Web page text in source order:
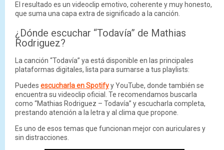
El resultado es un videoclip emotivo, coherente y muy honesto,
que suma una capa extra de significado a la canción.
¿Dónde escuchar “Todavía” de Mathias
Rodriguez?
La canción “Todavía” ya está disponible en las principales
plataformas digitales, lista para sumarse a tus playlists:
Puedes escucharla en Spotifyy YouTube, donde también se
encuentra su videoclip oficial. Te recomendamos buscarla
como “Mathias Rodriguez – Todavía” y escucharla completa,
prestando atención a la letra y al clima que propone.
Es uno de esos temas que funcionan mejor con auriculares y
sin distracciones.